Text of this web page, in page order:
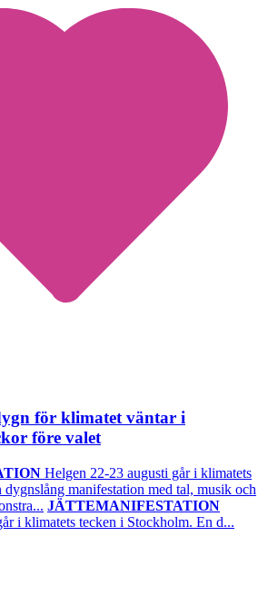
för klimatet väntar i
före valet
Helgen 22-23 augusti går i klimatets
manifestation med tal, musik och
JÄTTEMANIFESTATION
i klimatets tecken i Stockholm. En d...